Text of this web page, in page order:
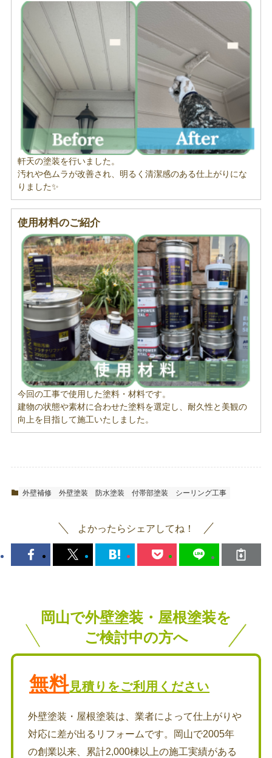
軒天の塗装を行いました。
汚れや色ムラが改善され、明るく清潔感のある仕上がりにな
りました✨
使用材料のご紹介
今回の工事で使用した塗料・材料です。
建物の状態や素材に合わせた塗料を選定し、耐久性と美観の
向上を目指して施工いたしました。
外壁補修 外壁塗装 防水塗装 付帯部塗装 シーリング工事
よかったらシェアしてね！
岡山で外壁塗装・屋根塗装を
ご検討中の方へ
無料見積りをご利用ください
外壁塗装・屋根塗装は、業者によって仕上がりや
対応に差が出るリフォームです。岡山で2005年
の創業以来、累計2,000棟以上の施工実績がある